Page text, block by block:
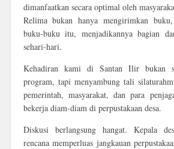
dimanfaatkan secara optimal oleh
Relima bukan hanya mengirimkan
buku-buku itu, menjadikannya bagian
sehari-hari.
Kehadiran kami di Santan Ilir bukan
program, tapi menyambung tali
pemerintah, masyarakat, dan para
bekerja diam-diam di perpustakaan desa.
Diskusi berlangsung hangat. Kepala
rencana memperluas jangkauan